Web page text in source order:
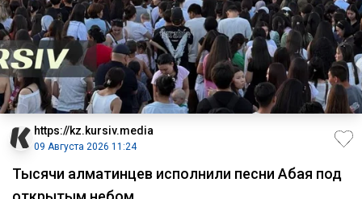
https://kz.kursiv.media
09 Августа 2026 11:24
Тысячи алматинцев исполнили песни Абая под